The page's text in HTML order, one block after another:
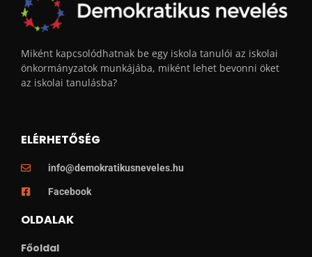
Miként kapcsolódhatnak be egy iskola tanulói az iskolai
önkormányzatok munkájába, miként lehet bevonni öket
az iskolai tanulásba?
ELÉRHETŐSÉG
info@demokratikusneveles.hu
Facebook
OLDALAK
Főoldal